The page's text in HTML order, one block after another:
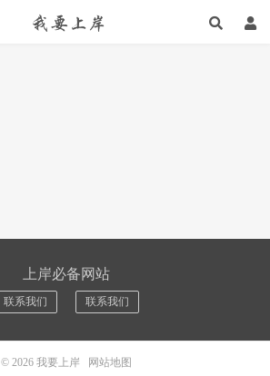
上岸必备网站
联系我们 联系我们
© 2026 我要上岸 网站地图